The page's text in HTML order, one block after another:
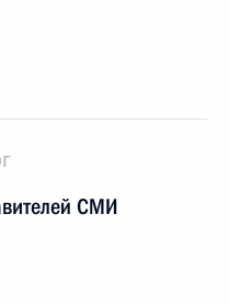
СМИ